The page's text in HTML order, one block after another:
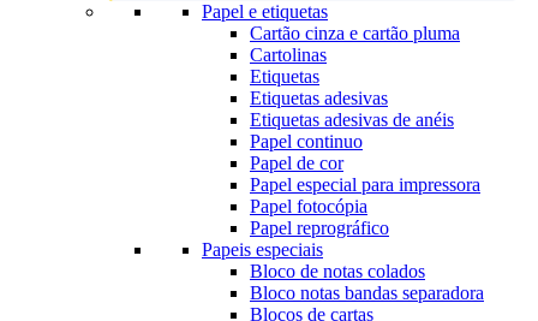
Papel e etiquetas
Cartão cinza e cartão pluma
Cartolinas
Etiquetas
Etiquetas adesivas
Etiquetas adesivas de anéis
Papel continuo
Papel de cor
Papel especial para impressora
Papel fotocópia
Papel reprográfico
Papeis especiais
Bloco de notas colados
Bloco notas bandas separadora
Blocos de cartas